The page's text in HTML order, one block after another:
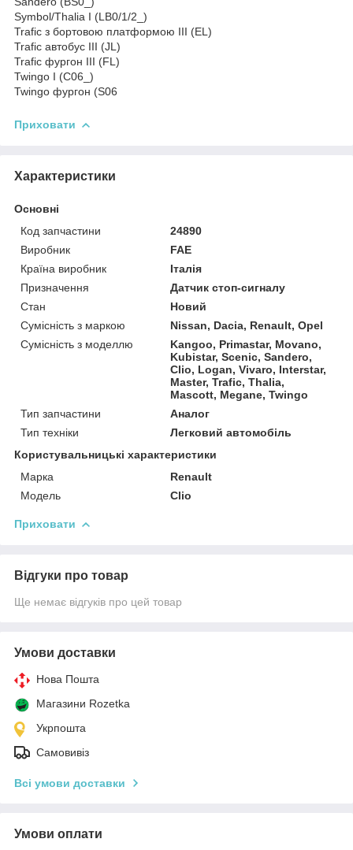
Symbol/Thalia I (LB0/1/2_)
Trafic з бортовою платформою III (EL)
Trafic автобус III (JL)
Trafic фургон III (FL)
Twingo I (C06_)
Twingo фургон (S06
Приховати
Характеристики
Основні
Код запчастини
24890
Виробник
FAE
Країна виробник
Італія
Призначення
Датчик стоп-сигналу
Стан
Новий
Сумісність з маркою
Nissan, Dacia, Renault, Opel
Сумісність з моделлю
Kangoo, Primastar, Movano,
Kubistar, Scenic, Sandero,
Clio, Logan, Vivaro, Interstar,
Master, Trafic, Thalia,
Mascott, Megane, Twingo
Тип запчастини
Аналог
Тип техніки
Легковий автомобіль
Користувальницькі характеристики
Марка
Renault
Модель
Clio
Приховати
Відгуки про товар
Ще немає відгуків про цей товар
Умови доставки
Нова Пошта
Магазини Rozetka
Укрпошта
Самовивіз
Всі умови доставки
Умови оплати